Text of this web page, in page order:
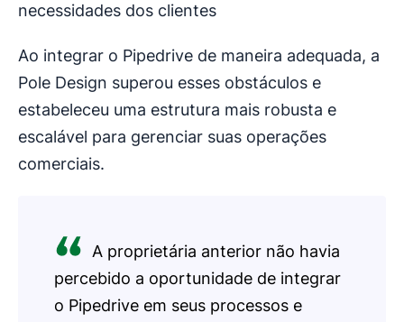
necessidades dos clientes
Ao integrar o Pipedrive de maneira adequada, a
Pole Design superou esses obstáculos e
estabeleceu uma estrutura mais robusta e
escalável para gerenciar suas operações
comerciais.
A proprietária anterior não havia
percebido a oportunidade de integrar
o Pipedrive em seus processos e